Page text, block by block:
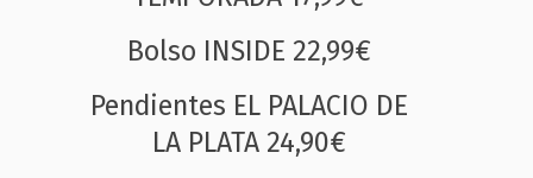
Bolso INSIDE 22,99€
Pendientes EL PALACIO DE
LA PLATA 24,90€